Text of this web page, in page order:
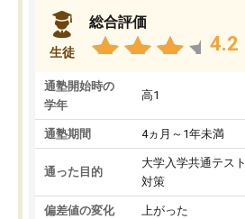
生徒
総合評価
4.2
通塾開始時の
学年
高1
通塾期間 4ヵ月～1年未満
通った目的
大学入学共通テスト
対策
偏差値の変化 上がった